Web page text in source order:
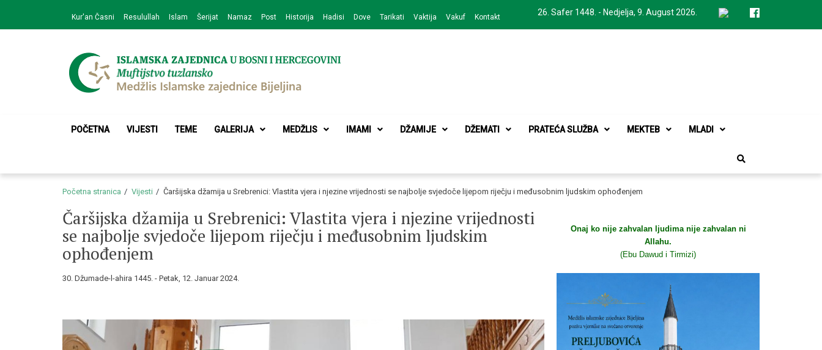
navigation
content
26. Safer 1448. - Nedjelja, 9. August 2026.
Kur'an Časni Resulullah Islam Šerijat Namaz Post Historija Hadisi Dove Tarikati Vaktija Vakuf Kontakt
Medžlis Islamske zajednice Bijeljina
POČETNA VIJESTI TEME GALERIJA MEDŽLIS IMAMI DŽAMIJE DŽEMATI PRATEĆA SLUŽBA MEKTEB MLADI
Početna stranica Vijesti Čaršijska džamija u Srebrenici: Vlastita vjera i njezine vrijednosti se najbolje svjedoče lijepom riječju i međusobnim ljudskim ophođenjem
Čaršijska džamija u Srebrenici: Vlastita vjera i njezine vrijednosti
se najbolje svjedoče lijepom riječju i međusobnim ljudskim
ophođenjem
30. Džumade-l-ahira 1445. - Petak, 12. Januar 2024.
Onaj ko nije zahvalan ljudima nije zahvalan ni
Allahu.
(Ebu Dawud i Tirmizi)